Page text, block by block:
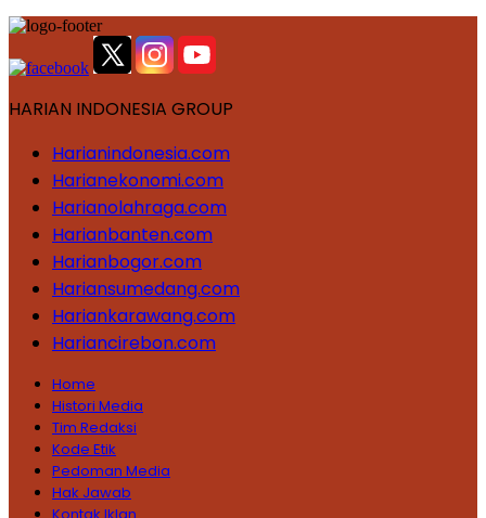
HARIAN INDONESIA GROUP
Harianindonesia.com
Harianekonomi.com
Harianolahraga.com
Harianbanten.com
Harianbogor.com
Hariansumedang.com
Hariankarawang.com
Hariancirebon.com
Home
Histori Media
Tim Redaksi
Kode Etik
Pedoman Media
Hak Jawab